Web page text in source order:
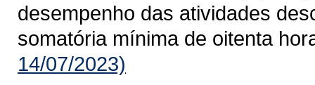
desempenho das atividades
somatória mínima de oitenta
14/07/2023)